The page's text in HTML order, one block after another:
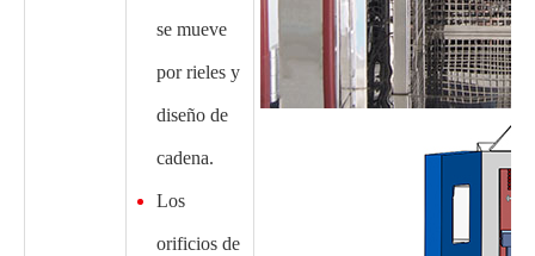
se mueve
por rieles y
diseño de
cadena.
Los
orificios de